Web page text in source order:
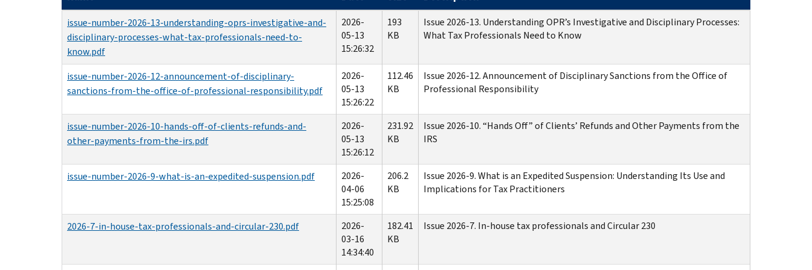
issue-number-2026-13-understanding-oprs-investigative-and-
disciplinary-processes-what-tax-professionals-need-to-
know.pdf
2026-
05-13
15:26:32
193
KB
Issue 2026-13. Understanding OPR’s Investigative and Disciplinary Processes:
What Tax Professionals Need to Know
issue-number-2026-12-announcement-of-disciplinary-
sanctions-from-the-office-of-professional-responsibility.pdf
2026-
05-13
15:26:22
112.46
KB
Issue 2026-12. Announcement of Disciplinary Sanctions from the Office of
Professional Responsibility
issue-number-2026-10-hands-off-of-clients-refunds-and-
other-payments-from-the-irs.pdf
2026-
05-13
15:26:12
231.92
KB
Issue 2026-10. “Hands Off” of Clients’ Refunds and Other Payments from the
IRS
issue-number-2026-9-what-is-an-expedited-suspension.pdf
2026-
04-06
15:25:08
206.2
KB
Issue 2026-9. What is an Expedited Suspension: Understanding Its Use and
Implications for Tax Practitioners
2026-7-in-house-tax-professionals-and-circular-230.pdf
2026-
03-16
14:34:40
182.41
KB
Issue 2026-7. In-house tax professionals and Circular 230